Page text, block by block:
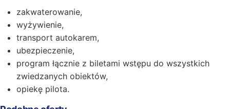
zakwaterowanie,
wyżywienie,
transport autokarem,
ubezpieczenie,
program łącznie z biletami wstępu do wszystkich
zwiedzanych obiektów,
opiekę pilota.